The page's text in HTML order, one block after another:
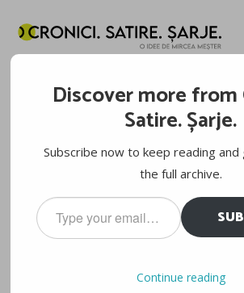
EURO 2024
Discover more from
Satire. Șarje.
Subscribe now to keep reading
the full archive.
Type
your
email…
Continue reading